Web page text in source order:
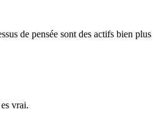
de pensée sont des actifs bien plus
vrai.